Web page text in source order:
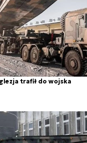
trafił do wojska